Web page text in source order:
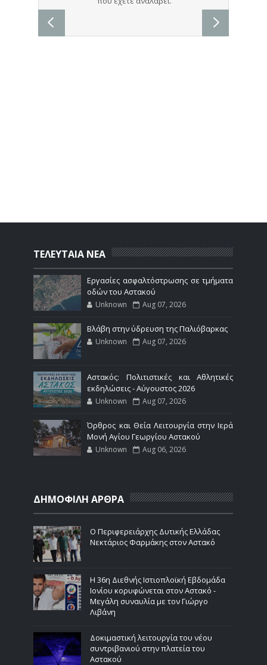
ΤΕΛΕΥΤΑΙΑ ΝΕΑ
Εργασίες ασφαλτόστρωσης σε τμήματα
οδών του Αστακού
Unknown Aug 07, 2026
Βλάβη στην ύδρευση της Παλιόβαρκας
Unknown Aug 07, 2026
Αστακός: Πολιτιστικές και Αθλητικές
εκδηλώσεις - Αύγουστος 2026
Unknown Aug 07, 2026
Όρθρος και Θεία Λειτουργία στην Ιερά
Μονή Αγίου Γεωργίου Αστακού
Unknown Aug 06, 2026
ΔΗΜΟΦΙΛΗ ΑΡΘΡΑ
Ο Περιφερειάρχης Δυτικής Ελλάδας
Νεκτάριος Φαρμάκης στον Αστακό
Η 36η Διεθνής Ιστιοπλοϊκή Εβδομάδα
Ιονίου κορυφώνεται στον Αστακό -
Μεγάλη συναυλία με τον Γιώργο
Λιβάνη
Δοκιμαστική λειτουργία του νέου
συντριβανιού στην πλατεία του
Αστακού